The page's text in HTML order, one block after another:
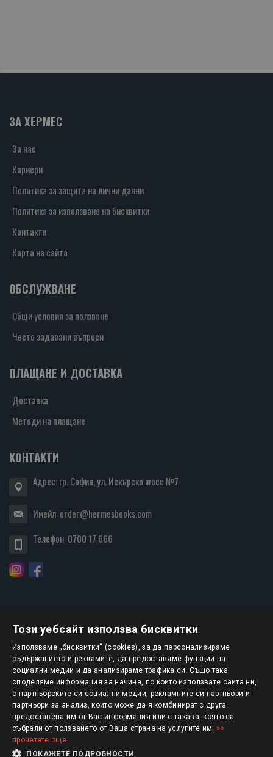
ЗА ХЕРМЕС
За нас
Кариери
Политика за защита на лични данни
Политика за използване на бисквитки
Контакти
Карта на сайта
ОБСЛУЖВАНЕ
Общи условия за ползване
Често задавани въпроси
ПЛАЩАНЕ И ДОСТАВКА
Доставка
Методи на плащане
КОНТАКТИ
Адрес: гр. София, ул. Искърско шосе №7
Имейл:order@hermesbooks.com
Телефон:0700 17 666
БЮЛЕТИН
АБОНИРАНЕ
Авторско право © 2025 HERMESBOOKS.BG
1 EUR = 1.95583 BGN
Този уебсайт използва бисквитки
Използваме „бисквитки“ (cookies), за да персонализираме
съдържанието и рекламите, да предоставяме функции на
социални медии и да анализираме трафика си. Също така
споделяме информация за начина, по който използвате сайта ни,
с партньорските си социални медии, рекламните си партньори и
партньори за анализ, които може да я комбинират с друга
предоставена им от Вас информация или с такава, която са
събрали от ползването от Ваша страна на услугите им. >>
прочетете още
ПОКАЖЕТЕ ПОДРОБНОСТИ